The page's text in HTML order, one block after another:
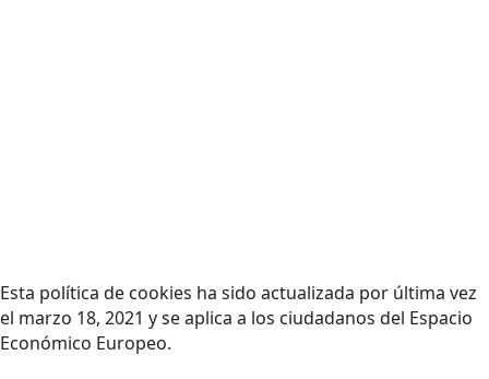
Esta política de cookies ha sido actualizada por última vez
el marzo 18, 2021 y se aplica a los ciudadanos del Espacio
Económico Europeo.